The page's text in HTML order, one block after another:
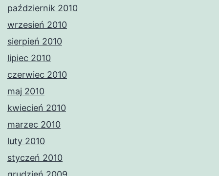
październik 2010
wrzesień 2010
sierpień 2010
lipiec 2010
czerwiec 2010
maj 2010
kwiecień 2010
marzec 2010
luty 2010
styczeń 2010